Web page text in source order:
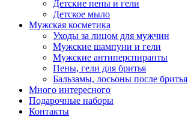
Детские пены и гели
Детское мыло
Мужская косметика
Уходы за лицом для мужчин
Мужские шампуни и гели
Мужские антиперспиранты
Пены, гели для бритья
Бальзамы, лосьоны после бритья
Много интересного
Подарочные наборы
Контакты